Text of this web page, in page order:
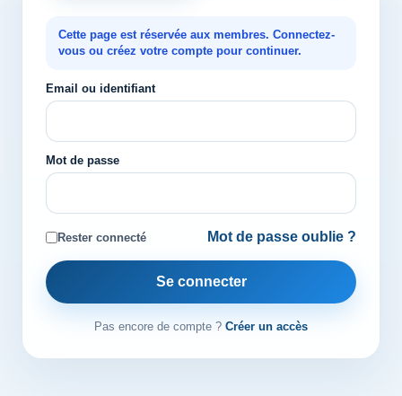
Cette page est réservée aux membres. Connectez-
vous ou créez votre compte pour continuer.
Email ou identifiant
Mot de passe
Rester connecté Mot de passe oublie ?
Se connecter
Pas encore de compte ? Créer un accès